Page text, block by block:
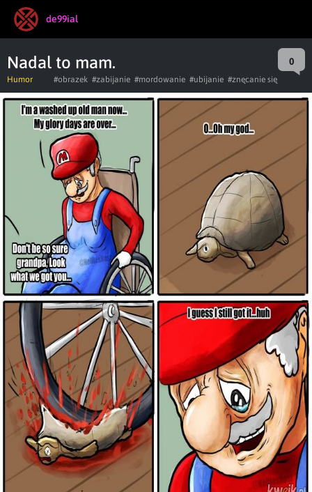
de99ial
Nadal to mam. 0
Humor #obrazek #zabijanie #mordowanie #ubijanie #znęcanie się